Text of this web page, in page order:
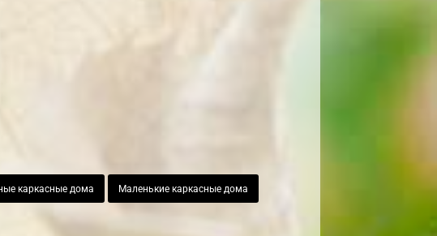
каркасные дома Маленькие каркасные дома